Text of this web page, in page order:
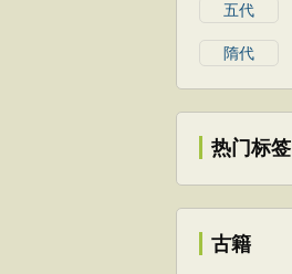
五代
隋代
热门标签
古籍